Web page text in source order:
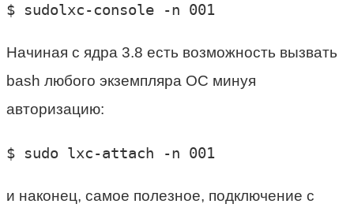
$ sudolxc-console -n 001
Начиная с ядра 3.8 есть возможность вызвать
bash любого экземпляра ОС минуя
авторизацию:
$ sudo lxc-attach -n 001
и наконец, самое полезное, подключение с